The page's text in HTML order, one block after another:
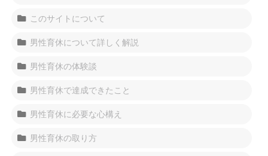
このサイトについて
男性育休について詳しく解説
男性育休の体験談
男性育休で達成できたこと
男性育休に必要な心構え
男性育休の取り方